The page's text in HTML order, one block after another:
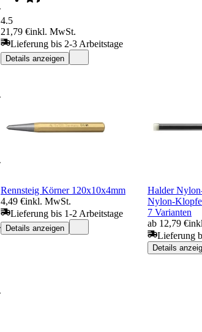
4.5
21,79 €inkl. MwSt.
Lieferung bis 2-3 Arbeitstage
Details anzeigen
Rennsteig Körner 120x10x4mm
4,49 €inkl. MwSt.
Lieferung bis 1-2 Arbeitstage
Details anzeigen
Halder
Nylon-
7 Varianten
ab 12,79 €
Lieferung
Details